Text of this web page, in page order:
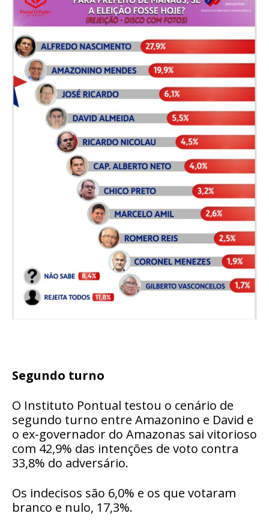
Segundo turno
O Instituto Pontual testou o cenário de
segundo turno entre Amazonino e David e
o ex-governador do Amazonas sai vitorioso
com 42,9% das intenções de voto contra
33,8% do adversário.
Os indecisos são 6,0% e os que votaram
branco e nulo, 17,3%.